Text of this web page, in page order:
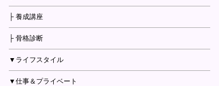
├ 養成講座
├ 骨格診断
▼ライフスタイル
▼仕事＆プライベート